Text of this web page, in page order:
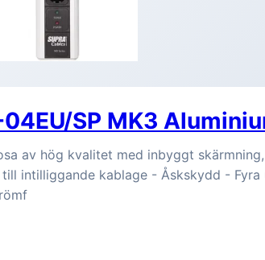
SP MK3
av hög kvalitet med inbyggt
intilliggande kablage - Åskskydd - Fyra